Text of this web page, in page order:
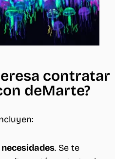
contratar
deMarte?
. Se te